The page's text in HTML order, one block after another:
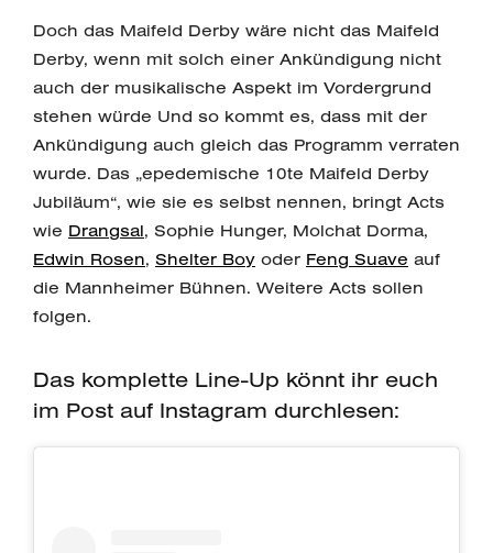
Doch das Maifeld Derby wäre nicht das Maifeld
Derby, wenn mit solch einer Ankündigung nicht
auch der musikalische Aspekt im Vordergrund
stehen würde Und so kommt es, dass mit der
Ankündigung auch gleich das Programm verraten
wurde. Das „epedemische 10te Maifeld Derby
Jubiläum“, wie sie es selbst nennen, bringt Acts
wie Drangsal, Sophie Hunger, Molchat Dorma,
Edwin Rosen, Shelter Boy oder Feng Suave auf
die Mannheimer Bühnen. Weitere Acts sollen
folgen.
Das komplette Line-Up könnt ihr euch
im Post auf Instagram durchlesen: